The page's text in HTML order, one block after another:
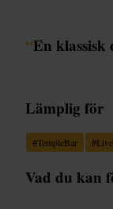
“En
Lämplig för
#TempleBar #
Vad du kan